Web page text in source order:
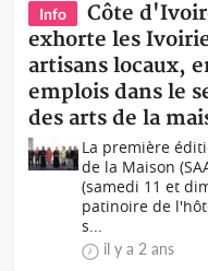
Info
Côte
exhorte les
artisans locaux,
emplois dans le
des arts de la
La première
de la Maison
(samedi 11 et
patinoire de
s...
il y a 2 ans